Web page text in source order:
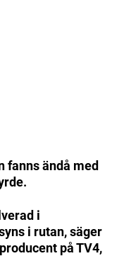
fanns ändå med
i
i rutan, säger
på TV4,